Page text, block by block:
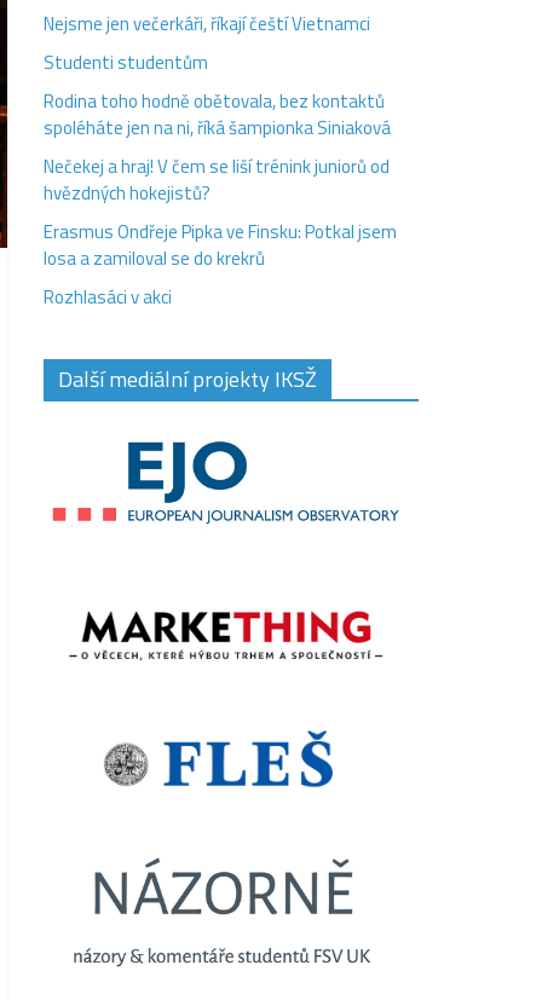
Nejsme jen večerkáři, říkají čeští Vietnamci
Studenti studentům
Rodina toho hodně obětovala, bez kontaktů
spoléháte jen na ni, říká šampionka Siniaková
Nečekej a hraj! V čem se liší trénink juniorů od
hvězdných hokejistů?
Erasmus Ondřeje Pipka ve Finsku: Potkal jsem
losa a zamiloval se do krekrů
Rozhlasáci v akci
Další mediální projekty IKSŽ